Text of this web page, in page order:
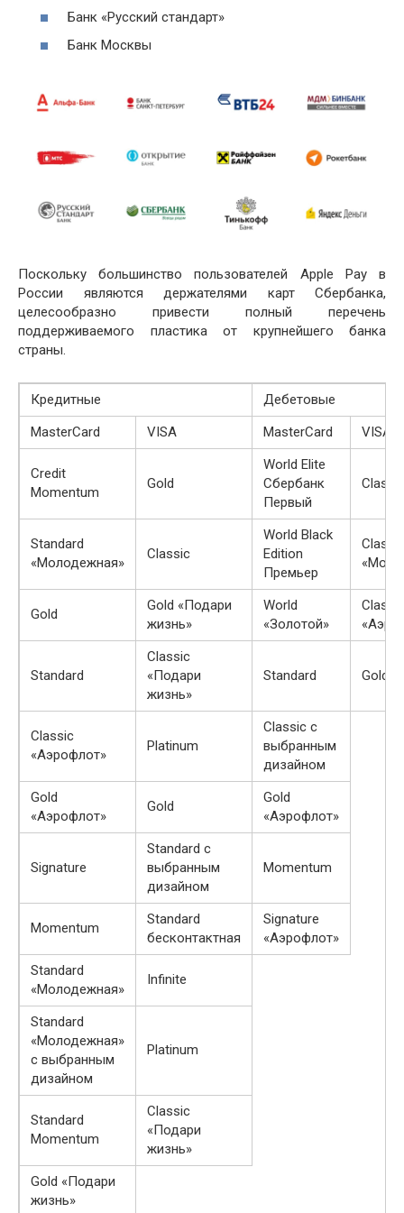
Банк «Русский стандарт»
Банк Москвы
Поскольку большинство пользователей Apple Pay в
России являются держателями карт Сбербанка,
целесообразно привести полный перечень
поддерживаемого пластика от крупнейшего банка
страны.
Кредитные
Дебетовые
MasterCard
VISA MasterCard VISA
Credit
Momentum
Gold
World Elite
Сбербанк
Первый
Classic
Standard
«Молодежная»
Classic
World Black
Edition
Премьер
Classic
Gold
Gold «Подари
жизнь»
World
«Золотой»
Classic
Standard
Classic
«Подари
жизнь»
Standard Gold
Classic
«Аэрофлот»
Platinum
Classic с
выбранным
дизайном
Gold
«Аэрофлот»
Gold
Gold
«Аэрофлот»
Signature
Standard с
выбранным
дизайном
Momentum
Momentum
Standard
бесконтактная
Signature
«Аэрофлот»
Standard
«Молодежная»
Infinite
Standard
«Молодежная»
с выбранным
дизайном
Platinum
Standard
Momentum
Classic
«Подари
жизнь»
Gold «Подари
жизнь»